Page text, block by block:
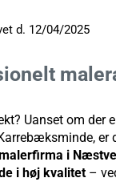
d. 12/04/2025
Uanset om der
er
i
i høj kvalitet –